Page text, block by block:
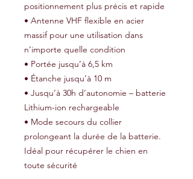
positionnement plus précis et rapide
• Antenne VHF flexible en acier
massif pour une utilisation dans
n’importe quelle condition
• Portée jusqu’à 6,5 km
• Étanche jusqu’à 10 m
• Jusqu’à 30h d’autonomie – batterie
Lithium-ion rechargeable
• Mode secours du collier
prolongeant la durée de la batterie.
Idéal pour récupérer le chien en
toute sécurité